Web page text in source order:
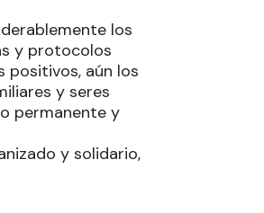
los
y protocolos
positivos, aún los
y seres
permanente y
y solidario,